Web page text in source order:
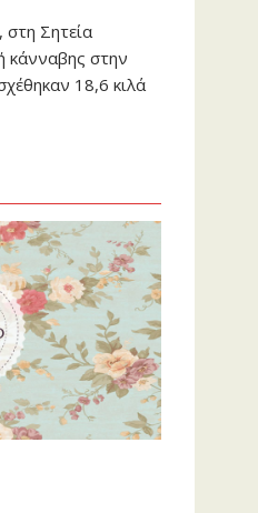
Σητεία
κάνναβης στην
18,6 κιλά